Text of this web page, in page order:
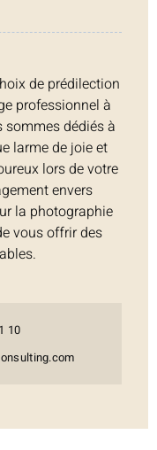
de prédilection
professionnel à
sommes dédiés à
larme de joie et
lors de votre
envers
la photographie
vous offrir des
10